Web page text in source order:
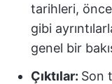
tarihleri,
gibi
genel bir
Çıktılar: Son